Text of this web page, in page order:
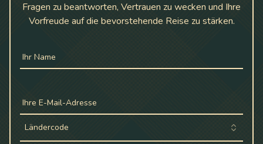
Fragen zu beantworten, Vertrauen zu wecken und Ihre
Vorfreude auf die bevorstehende Reise zu stärken.
Ihr Name
Ihre E-Mail-Adresse
Ländercode